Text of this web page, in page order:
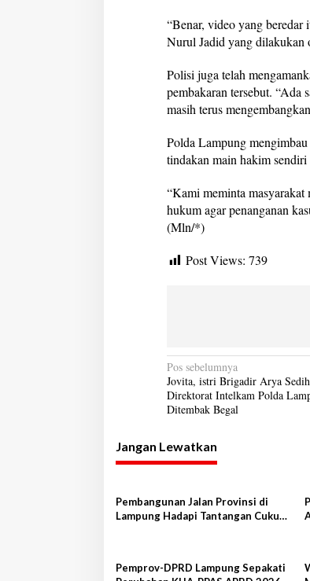
“Benar, video yang beredar
Nurul Jadid yang dilakukan
Polisi juga telah
pembakaran tersebut. “Ada
masih terus
Polda Lampung
tindakan main hakim
“Kami meminta masyarakat
hukum agar penanganan
(Mln/*)
Post Views: 739
N
a
v
g
s
i
o
Pos sebelumnya
Jovita, istri Brigadir Arya
Direktorat Intelkam Polda
Ditembak Begal
Jangan Lewatkan
Pembangunan Jalan Provinsi di
Lampung Hadapi Tantangan Cukup
Pemprov-DPRD Lampung Sepakati